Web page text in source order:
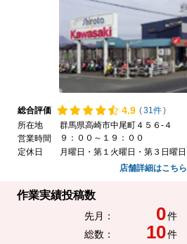
総合評価 4.9 (31件)
所在地
群馬県高崎市中尾町４５６-４
営業時間
９：００～１９：００
定休日
月曜日・第１火曜日・第３日曜日
店舗詳細はこちら
作業実績投稿数
先月： 0件
総数：
10件